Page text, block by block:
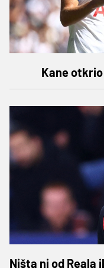
Kane otkrio
Ništa ni od Reala